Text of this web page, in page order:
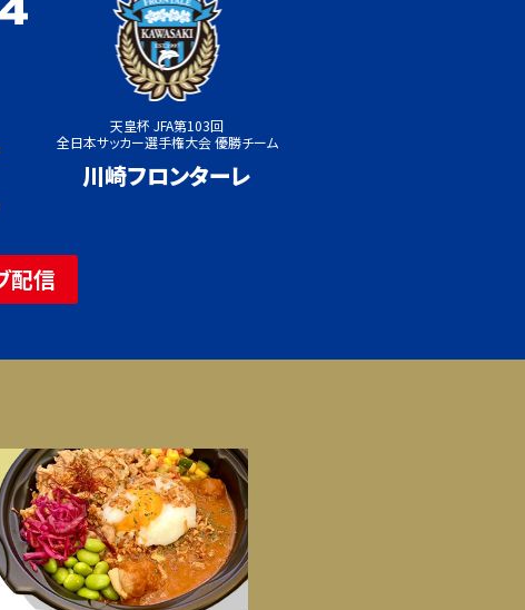
天皇杯 JFA第103回
全日本サッカー選手権大会 優勝チーム
川崎フロンターレ
配信